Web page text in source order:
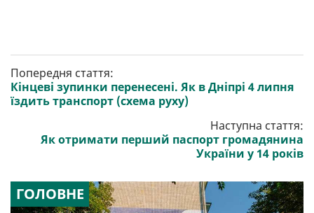
Попередня стаття:
Кінцеві зупинки перенесені. Як в Дніпрі 4 липня
їздить транспорт (схема руху)
Наступна стаття:
Як отримати перший паспорт громадянина
України у 14 років
ГОЛОВНЕ